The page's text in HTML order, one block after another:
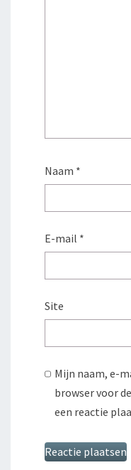
Naam *
E-mail *
Site
Mijn naam, e-
browser voor
een reactie